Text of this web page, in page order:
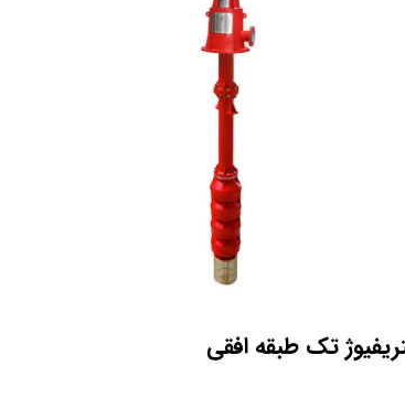
تک طبقه افقی